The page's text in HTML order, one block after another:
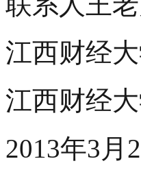
江西财经
江西财经
2013年3月